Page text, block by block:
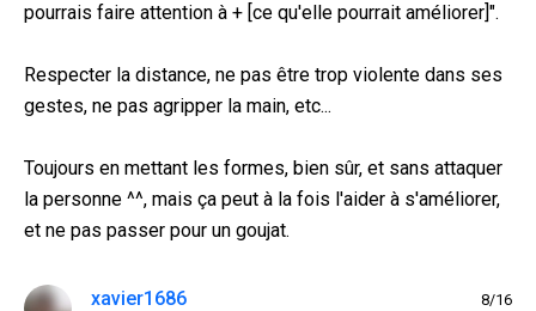
pourrais faire attention à + [ce qu'elle pourrait améliorer]".
Respecter la distance, ne pas être trop violente dans ses
gestes, ne pas agripper la main, etc...
Toujours en mettant les formes, bien sûr, et sans attaquer
la personne ^^, mais ça peut à la fois l'aider à s'améliorer,
et ne pas passer pour un goujat.
xavier1686 8/16